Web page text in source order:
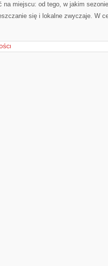
na miejscu: od tego, w jakim
się i lokalne zwyczaje. W